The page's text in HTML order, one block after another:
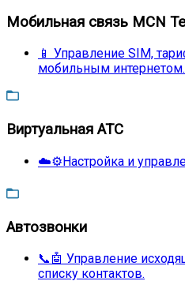
Мобильная связь MCN
📱 Управление SIM,
мобильным интернетом.
Виртуальная АТС
☁️⚙️Настройка и
Автозвонки
📞🤖 Управление
списку контактов.